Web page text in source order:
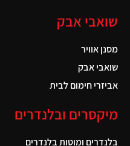
שואבי אבק
מסנן אוויר
שואבי אבק
אביזרי חימום לבית
מיקסרים ובלנדרים
בלנדרים ומוטות בלנדרים